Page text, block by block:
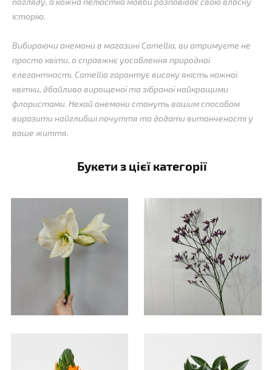
історію.
Вибираючи анемони в магазині Camellia, ви отримуєте не
просто квіти, а справжнє уособлення природної
елегантності. Camellia гарантує високу якість кожної
квітки, дбайливо вирощеної та зібраної найкращими
флористами. Нехай анемони стануть вашим способом
виразити найглибші почуття та додати витонченості у
ваше життя.
Букети з цієї категорії